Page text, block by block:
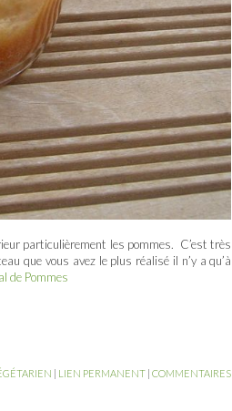
particulièrement les pommes. C’est très
que vous avez le plus réalisé il n’y a qu’à
de Pommes
| LIEN PERMANENT | COMMENTAIRES